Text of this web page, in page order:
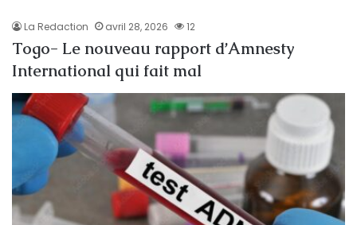
La Redaction avril 28, 2026 12
Togo- Le nouveau rapport d’Amnesty
International qui fait mal